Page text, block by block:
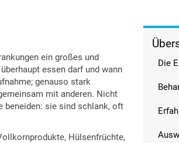
ein großes und
essen darf und wann
genauso stark
mit anderen. Nicht
beneiden: sie sind schlank, oft
Hülsenfrüchte,
Die